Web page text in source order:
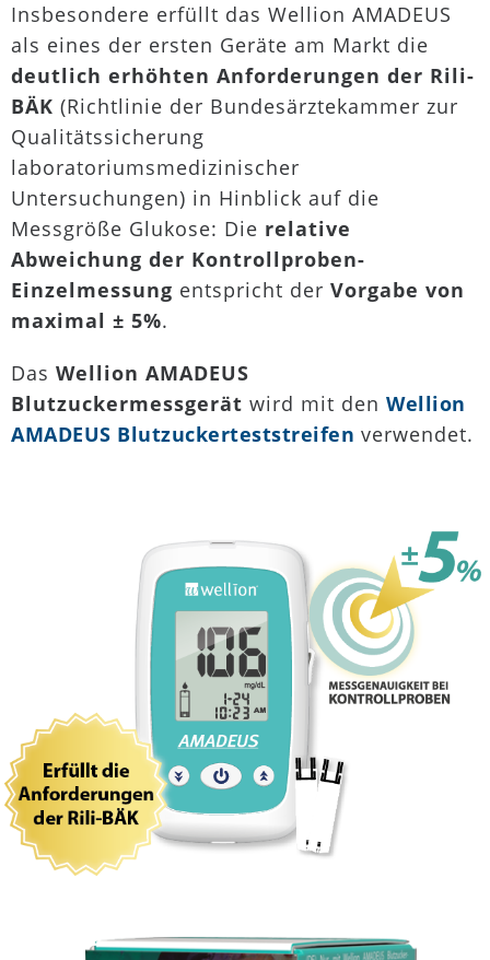
Insbesondere erfüllt das Wellion AMADEUS
als eines der ersten Geräte am Markt die
deutlich erhöhten Anforderungen der Rili-
BÄK (Richtlinie der Bundesärztekammer zur
Qualitätssicherung
laboratoriumsmedizinischer
Untersuchungen) in Hinblick auf die
Messgröße Glukose: Die relative
Abweichung der Kontrollproben-
Einzelmessung entspricht der Vorgabe von
maximal ± 5%.
Das Wellion AMADEUS
Blutzuckermessgerät wird mit den Wellion
AMADEUS Blutzuckerteststreifen verwendet.